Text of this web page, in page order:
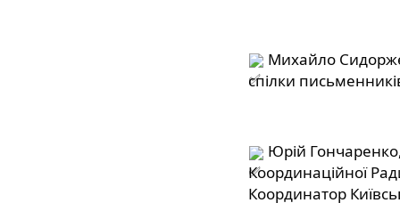
Михайло
спілки
Юрій
Координаційної
Координатор